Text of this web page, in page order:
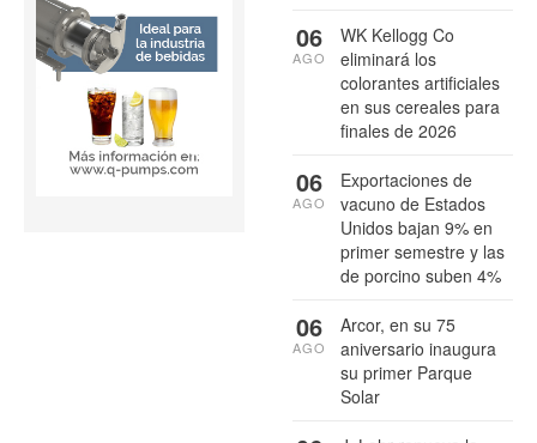
WK Kellogg Co
eliminará los
colorantes artificiales
en sus cereales para
finales de 2026
06
AGO
Exportaciones de
vacuno de Estados
Unidos bajan 9% en
primer semestre y las
de porcino suben 4%
06
AGO
Arcor, en su 75
aniversario inaugura
su primer Parque
Solar
06
AGO